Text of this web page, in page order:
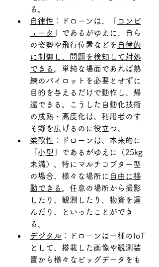
る。
自律性 ：ドローンは、「
コンピ
ュータ
」であるがゆえに、自ら
の姿勢や飛行位置などを 自律的
に制御し、問題を検知して対処
できる
。単純な場面であれば熟
練のパイロットを必要とせずに
目的を与えるだけで動作し、帰
還できる。こうした自動化技術
の成熟・高度化は、利用者のす
そ野を広げるのに役立つ。
柔軟性 ：ドローンは、本来的に
小型
」であるがゆえに（25kg
未満）、特にマルチコプター型
の場合、様々な場所に 自由に移
動できる
。任意の場所から撮影
したり、観測したり、物資を運
んだり、といったことができ
る。
デジタル ：ドローンは一種のIoT
として、搭載した画像や観測装
置から様々なビッグデータをも